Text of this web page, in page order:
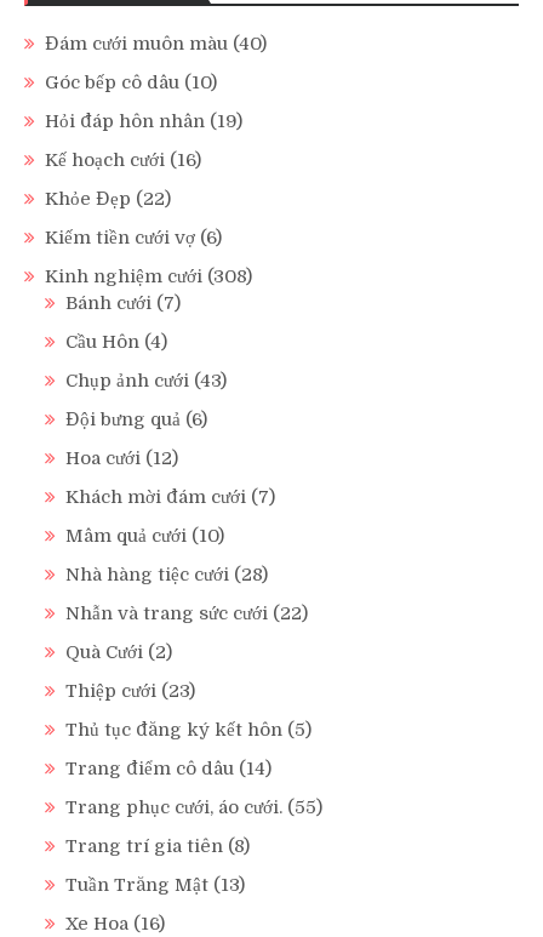
Đám cưới muôn màu (40)
Góc bếp cô dâu (10)
Hỏi đáp hôn nhân (19)
Kế hoạch cưới (16)
Khỏe Đẹp (22)
Kiếm tiền cưới vợ (6)
Kinh nghiệm cưới (308)
Bánh cưới (7)
Cầu Hôn (4)
Chụp ảnh cưới (43)
Đội bưng quả (6)
Hoa cưới (12)
Khách mời đám cưới (7)
Mâm quả cưới (10)
Nhà hàng tiệc cưới (28)
Nhẫn và trang sức cưới (22)
Quà Cưới (2)
Thiệp cưới (23)
Thủ tục đăng ký kết hôn (5)
Trang điểm cô dâu (14)
Trang phục cưới, áo cưới. (55)
Trang trí gia tiên (8)
Tuần Trăng Mật (13)
Xe Hoa (16)